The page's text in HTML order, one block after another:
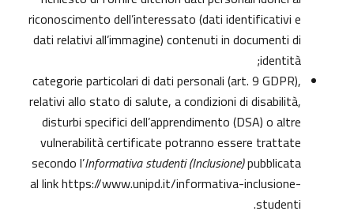
riconoscimento dell’interessato (dati identificativi e
dati relativi all’immagine) contenuti in documenti di
identità;
categorie particolari di dati personali (art. 9 GDPR),
relativi allo stato di salute, a condizioni di disabilità,
disturbi specifici dell’apprendimento (DSA) o altre
vulnerabilità certificate potranno essere trattate
secondo l’Informativa studenti (Inclusione)pubblicata
al linkhttps://www.unipd.it/informativa-inclusione-
studenti
.